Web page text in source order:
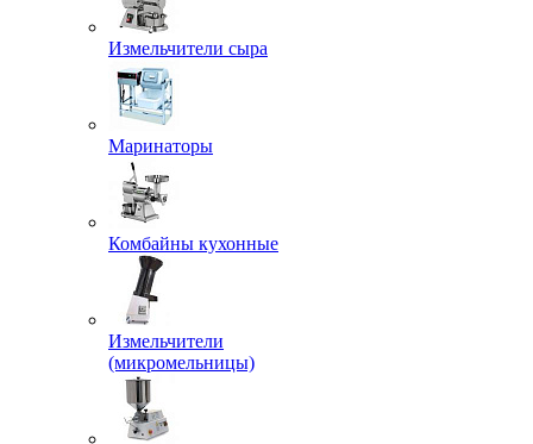
Измельчители сыра
Маринаторы
Комбайны кухонные
Измельчители
(микромельницы)